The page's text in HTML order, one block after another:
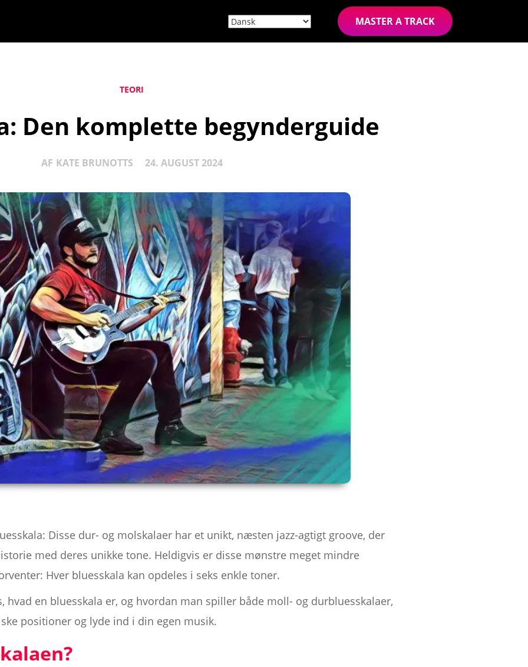
MASTER A TRACK
TEORI
Den komplette begynderguide
AF KATE BRUNOTTS 24. AUGUST 2024
Disse dur- og molskalaer har et unikt, næsten jazz-agtigt groove, der
med deres unikke tone. Heldigvis er disse mønstre meget mindre
Hver bluesskala kan opdeles i seks enkle toner.
en bluesskala er, og hvordan man spiller både moll- og durbluesskalaer,
positioner og lyde ind i din egen musik.